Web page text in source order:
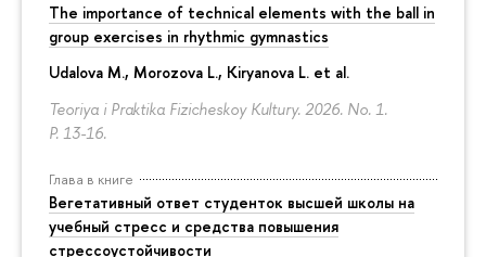
The importance of technical elements with the ball in
group exercises in rhythmic gymnastics
Udalova M., Morozova L., Kiryanova L. et al.
Teoriya i Praktika Fizicheskoy Kultury. 2026. No. 1.
P. 13-16.
Глава в книге
Вегетативный ответ студенток высшей школы на
учебный стресс и средства повышения
стрессоустойчивости